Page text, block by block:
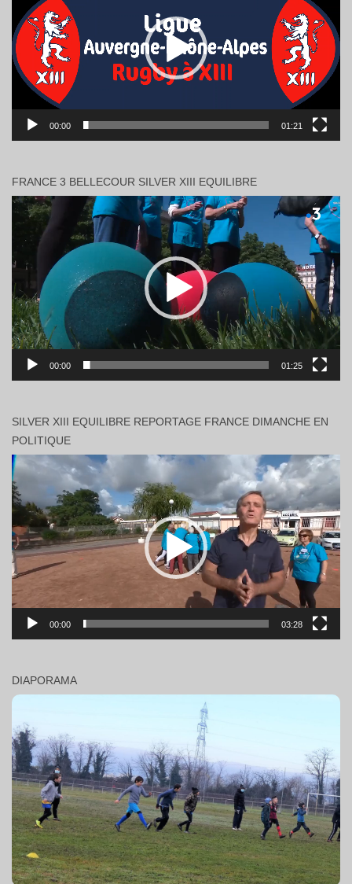
00:00 01:21
FRANCE 3 BELLECOUR SILVER XIII EQUILIBRE
Lecteur
vidéo
00:00 01:25
SILVER XIII EQUILIBRE REPORTAGE FRANCE DIMANCHE EN
POLITIQUE
Lecteur
vidéo
00:00 03:28
DIAPORAMA